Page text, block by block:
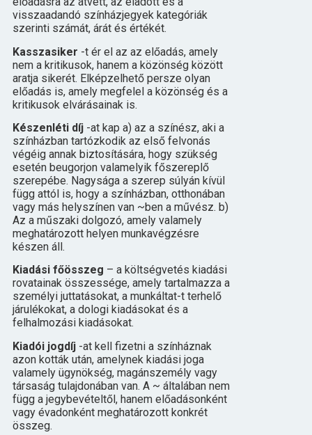
visszaadandó színházjegyek kategóriák
szerinti számát, árát és értékét.
Kasszasiker -t ér el az az előadás, amely
nem a kritikusok, hanem a közönség között
aratja sikerét. Elképzelhető persze olyan
előadás is, amely megfelel a közönség és a
kritikusok elvárásainak is.
Készenléti díj-at kap a) az a színész, aki a
színházban tartózkodik az első felvonás
végéig annak biztosítására, hogy szükség
esetén beugorjon valamelyik főszereplő
szerepébe. Nagysága a szerep súlyán kívül
függ attól is, hogy a színházban, otthonában
vagy más helyszínen van ~ben a művész. b)
Az a műszaki dolgozó, amely valamely
meghatározott helyen munkavégzésre
készen áll.
Kiadási főösszeg – a költségvetés kiadási
rovatainak összessége, amely tartalmazza a
személyi juttatásokat, a munkáltat-t terhelő
járulékokat, a dologi kiadásokat és a
felhalmozási kiadásokat.
Kiadói jogdíj-at kell fizetni a színháznak
azon kották után, amelynek kiadási joga
valamely ügynökség, magánszemély vagy
társaság tulajdonában van. A ~ általában nem
függ a jegybevételtől, hanem előadásonként
vagy évadonként meghatározott konkrét
összeg.